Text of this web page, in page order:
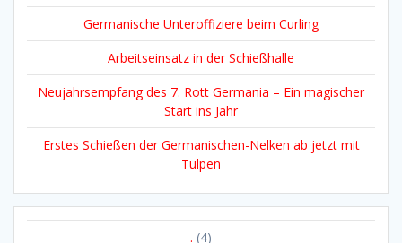
2010(4)
2011 (5)
2012(36)
(14)
2014
2015(19)
2016(20)